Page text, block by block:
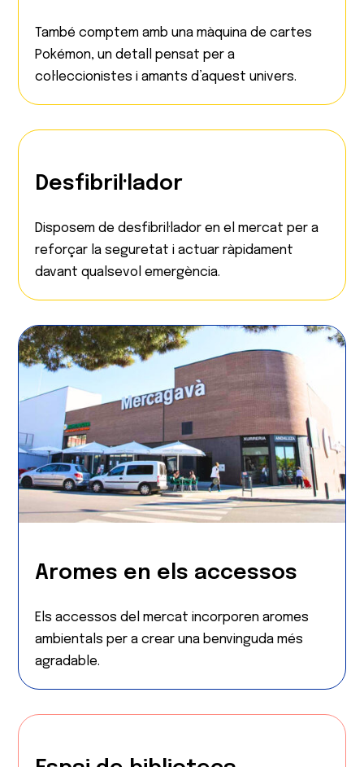
També comptem amb una màquina de cartes
Pokémon, un detall pensat per a
col·leccionistes i amants d’aquest univers.
Desfibril·lador
Disposem de desfibril·lador en el mercat per a
reforçar la seguretat i actuar ràpidament
davant qualsevol emergència.
Aromes en els accessos
Els accessos del mercat incorporen aromes
ambientals per a crear una benvinguda més
agradable.